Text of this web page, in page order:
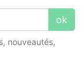
ok
nouveautés,